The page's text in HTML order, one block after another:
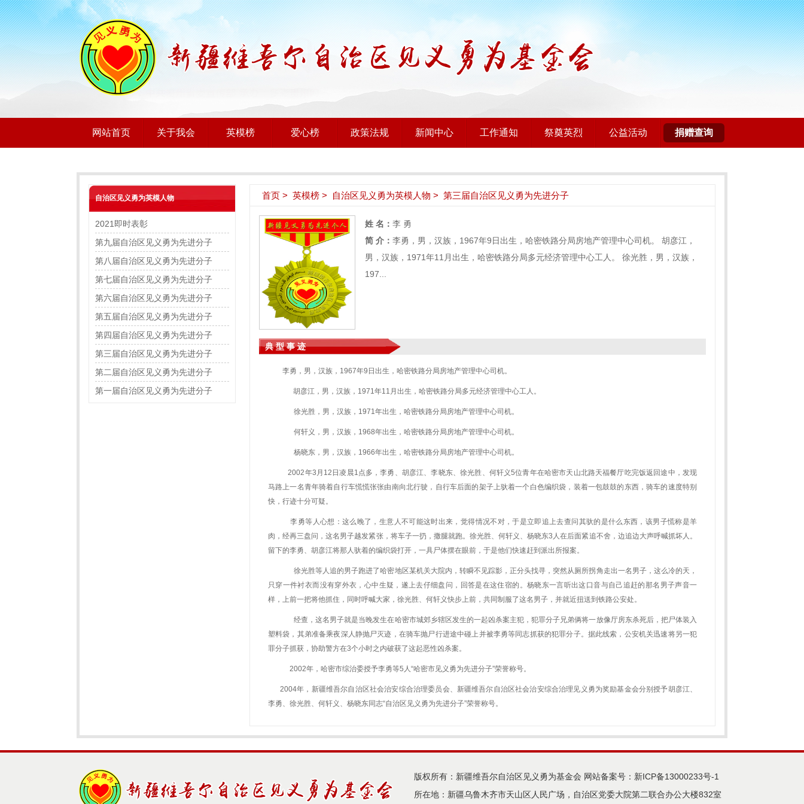
网站首页 关于我会 英模榜 爱心榜 政策法规 新闻中心 工作通知 祭奠英烈 公益活动 捐赠查询
自治区见义勇为英模人物
2021即时表彰
第九届自治区见义勇为先进分子
第八届自治区见义勇为先进分子
第七届自治区见义勇为先进分子
第六届自治区见义勇为先进分子
第五届自治区见义勇为先进分子
第四届自治区见义勇为先进分子
第三届自治区见义勇为先进分子
第二届自治区见义勇为先进分子
第一届自治区见义勇为先进分子
首页 > 英模榜 > 自治区见义勇为英模人物 > 第三届自治区见义勇为先进分子
姓 名： 李 勇
简 介： 李勇，男，汉族，1967年9日出生，哈密铁路分局房地产管理中心司机。 胡彦江，
男，汉族，1971年11月出生，哈密铁路分局多元经济管理中心工人。 徐光胜，男，汉族，
197...
典 型 事 迹
李勇，男，汉族， 1967年9 日出生，哈密铁路分局房地产管理中心司机。
胡彦江，男，汉族， 1971年11 月出生，哈密铁路分局多元经济管理中心工人。
徐光胜，男，汉族， 1971年出生，哈密铁路分局房地产管理中心司机。
何轩义，男，汉族， 1968年出生，哈密铁路分局房地产管理中心司机。
杨晓东，男，汉族， 1966年出生，哈密铁路分局房地产管理中心司机。
2002年3 月12 日凌晨1点多，李勇、胡彦江、李晓东、徐光胜、何轩义5位青年在哈密市天山北路天福餐厅吃完饭返回途中，发现
马路上一名青年骑着自行车慌慌张张由南向北行驶，自行车后面的架子上驮着一个白色编织袋，装着一包鼓鼓的东西，骑车的速度特别
快，行迹十分可疑。
李勇等人心想：这么晚了，生意人不可能这时出来，觉得情况不对，于是立即追上去查问其驮的是什么东西，该男子慌称是羊
肉，经再三盘问，这名男子越发紧张，将车子一扔，撒腿就跑。徐光胜、何轩义、杨晓东3 人在后面紧追不舍，边追边大声呼喊抓坏人。
留下的李勇、胡彦江将那人驮着的编织袋打开，一具尸体摆在眼前，于是他们快速赶到派出所报案。
徐光胜等人追的男子跑进了哈密地区某机关大院内，转瞬不见踪影，正分头找寻，突然从厕所拐角走出一名男子，这么冷的天，
只穿一件衬衣而没有穿外衣，心中生疑，遂上去仔细盘问，回答是在这住宿的。杨晓东一言听出这口音与自己追赶的那名男子声音一
样，上前一把将他抓住，同时呼喊大家，徐光胜、何轩义快步上前，共同制服了这名男子，并就近扭送到铁路公安处。
经查，这名男子就是当晚发生在哈密市城郊乡辖区发生的一起凶杀案主犯，犯罪分子兄弟俩将一放像厅房东杀死后，把尸体装入
塑料袋，其弟准备乘夜深人静抛尸灭迹，在骑车抛尸行进途中碰上并被李勇等同志抓获的犯罪分子。据此线索，公安机关迅速将另一犯
罪分子抓获，协助警方在3个小时之内破获了这起恶性凶杀案。
2002年，哈密市综治委授予李勇等5 人“哈密市见义勇为先进分子”荣誉称号。
2004年，新疆维吾尔自治区社会治安综合治理委员会、新疆维吾尔自治区社会治安综合治理见义勇为奖励基金会分别授予胡彦江、
李勇、徐光胜、何轩义、杨晓东同志“自治区见义勇为先进分子”荣誉称号。
版权所有：新疆维吾尔自治区见义勇为基金会 网站备案号： 新ICP备13000233号-1
所在地：新疆乌鲁木齐市天山区人民广场，自治区党委大院第二联合办公大楼832室